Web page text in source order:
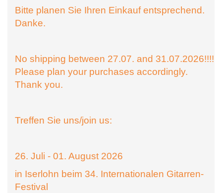
Bitte planen Sie Ihren Einkauf entsprechend.
Danke.
No shipping between 27.07. and 31.07.2026!!!!
Please plan your purchases accordingly.
Thank you.
Treffen Sie uns/join us:
26. Juli - 01. August 2026
in Iserlohn beim 34. Internationalen Gitarren-
Festival